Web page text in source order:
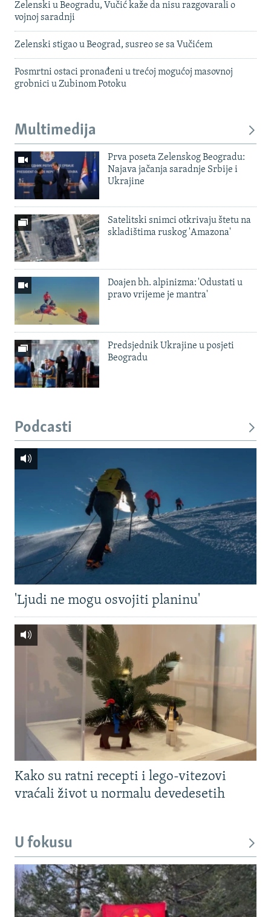
Zelenski u Beogradu, Vučić kaže da nisu razgovarali o
vojnoj saradnji
Zelenski stigao u Beograd, susreo se sa Vučićem
Posmrtni ostaci pronađeni u trećoj mogućoj masovnoj
grobnici u Zubinom Potoku
Multimedija
Prva poseta Zelenskog Beogradu:
Najava jačanja saradnje Srbije i
Ukrajine
Satelitski snimci otkrivaju štetu na
skladištima ruskog 'Amazona'
Doajen bh. alpinizma: 'Odustati u
pravo vrijeme je mantra'
Predsjednik Ukrajine u posjeti
Beogradu
Podcasti
'Ljudi ne mogu osvojiti planinu'
Kako su ratni recepti i lego-vitezovi
vraćali život u normalu devedesetih
U fokusu